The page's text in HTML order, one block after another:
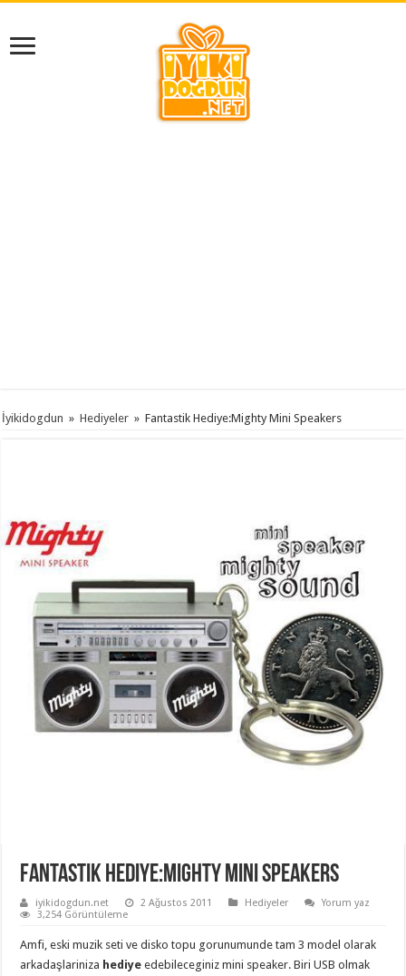
İyikidogdun » Hediyeler » Fantastik Hediye:Mighty Mini Speakers
Fantastik Hediye:Mighty Mini Speakers
iyikidogdun.net 2 Ağustos 2011 Hediyeler
Yorum yaz
3,254 Görüntüleme
Amfi, eski muzik seti ve disko topu gorunumunde tam 3 model olarak
arkadaşlariniza hediye edebileceginiz mini speaker. Biri USB olmak